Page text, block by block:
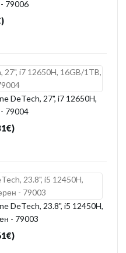
79006
DeTech, 27", i7 12650H,
79004
DeTech, 23.8", i5 12450H,
- 79003